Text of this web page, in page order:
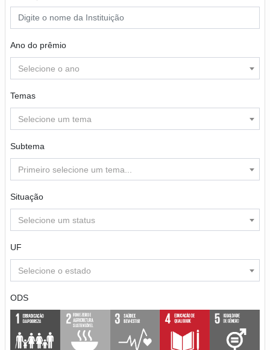
Ano do prêmio
Selecione o ano
Temas
Selecione um tema
Subtema
Primeiro selecione um tema...
Situação
Selecione um status
UF
Selecione o estado
ODS